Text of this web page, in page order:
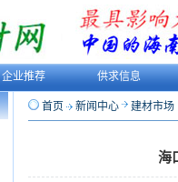
企业推荐 供求信息
首页 新闻中心 建材市场
海